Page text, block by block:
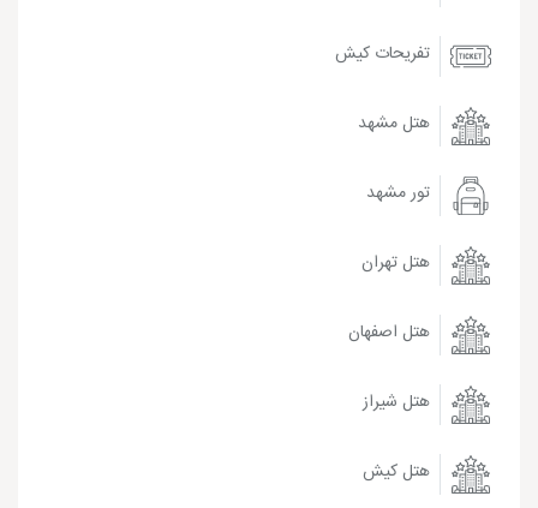
تفریحات کیش
هتل مشهد
تور مشهد
هتل تهران
هتل اصفهان
هتل شیراز
هتل کیش